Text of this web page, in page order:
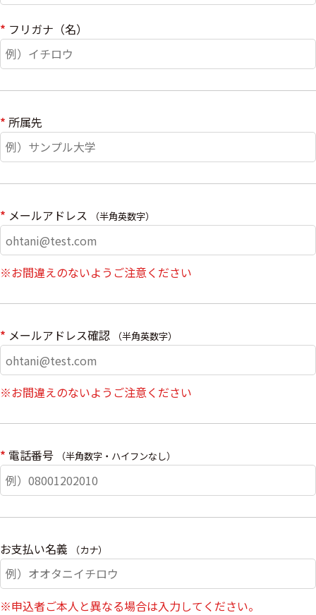
* フリガナ（名）
* 所属先
* メールアドレス （半角英数字）
※お間違えのないようご注意ください
* メールアドレス確認 （半角英数字）
※お間違えのないようご注意ください
* 電話番号 （半角数字・ハイフンなし）
お支払い名義 （カナ）
※申込者ご本人と異なる場合は入力してください。